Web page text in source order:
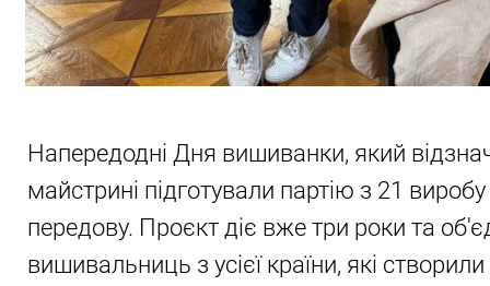
Напередодні Дня вишиванки, який
майстрині підготували партію з 21
передову. Проєкт діє вже три роки та
вишивальниць з усієї країни, які